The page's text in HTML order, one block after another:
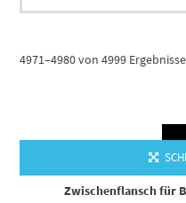
4971–4980 von 4999
Zwischenflansch für